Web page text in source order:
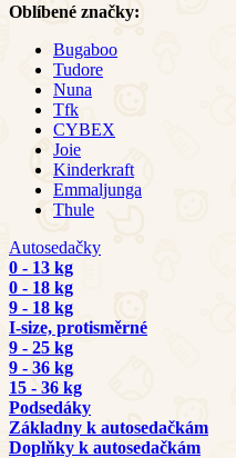
Oblíbené značky:
Bugaboo
Tudore
Nuna
Tfk
CYBEX
Joie
Kinderkraft
Emmaljunga
Thule
Autosedačky
0 - 13 kg
0 - 18 kg
9 - 18 kg
I-size, protisměrné
9 - 25 kg
9 - 36 kg
15 - 36 kg
Podsedáky
Základny k autosedačkám
Doplňky k autosedačkám